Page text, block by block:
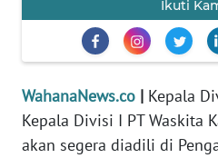
Ikuti
WahanaNews.co | Kepala
Kepala Divisi I PT Waskita
akan segera diadili di
OLAHRAGA
OPINI
EDITORIAL